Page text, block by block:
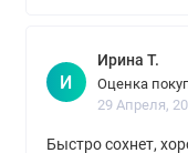
И
Ирина Т.
Оценка
29 Апреля,
Быстро сохнет,